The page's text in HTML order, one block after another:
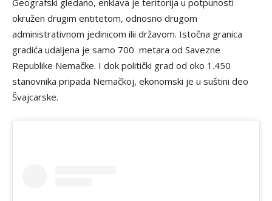
okružen drugim entitetom, odnosno drugom
administrativnom jedinicom ilii državom. Istočna granica
gradića udaljena je samo 700 metara od Savezne
Republike Nemačke. I dok politički grad od oko 1.450
stanovnika pripada Nemačkoj, ekonomski je u suštini deo
Švajcarske.